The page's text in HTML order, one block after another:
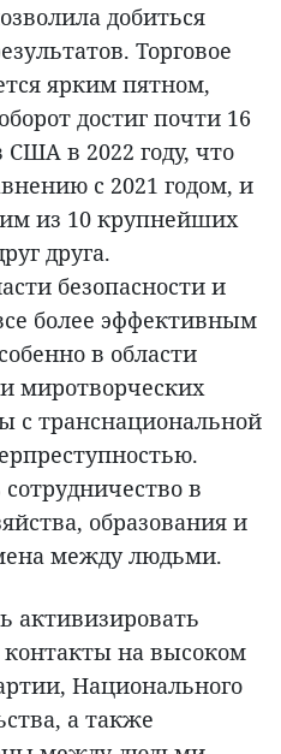
добиться
Торговое
ярким пятном,
достиг почти 16
в 2022 году, что
с 2021 годом, и
из 10 крупнейших
друга.
безопасности и
более эффективным
в области
миротворческих
с транснациональной
в
образования и
между людьми.
активизировать
на высоком
Национального
а также